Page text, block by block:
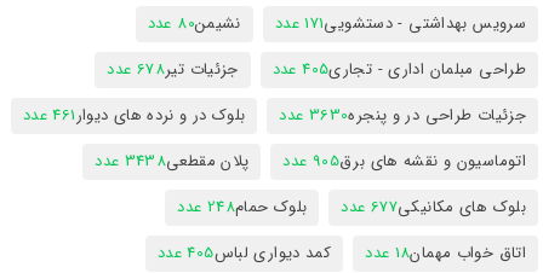
سرویس بهداشتی - دستشویی171 عدد نشیمن80 عدد
طراحی مبلمان اداری - تجاری405 عدد جزئیات تیر678 عدد
جزئیات طراحی در و پنجره3630 عدد بلوک در و نرده های دیوار461 عدد
اتوماسیون و نقشه های برق905 عدد پلان مقطعی3438 عدد
بلوک های مکانیکی677 عدد بلوک حمام248 عدد
اتاق خواب مهمان18 عدد کمد دیواری لباس405 عدد